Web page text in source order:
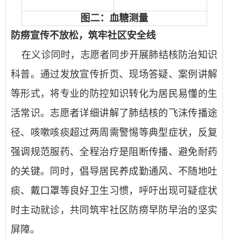
图二：血糖测量
防痨宣传不放松，筑牢社区安全线
在义诊同时，志愿者同步开展肺结核防治知识
科普。通过发放宣传折页、现场答疑、案例讲解
等形式，将专业的防控知识转化为居民易懂的生
活常识。志愿者详细讲解了肺结核的飞沫传播途
径、咳嗽咳痰超过两周需警惕等典型症状，反复
强调规范服药、全程治疗是阻断传播、避免耐药
的关键。同时，倡导居民养成勤通风、不随地吐
痰、戴口罩等良好卫生习惯，呼吁出现可疑症状
时主动就诊，共同筑牢社区防痨早防早治的坚实
屏障。